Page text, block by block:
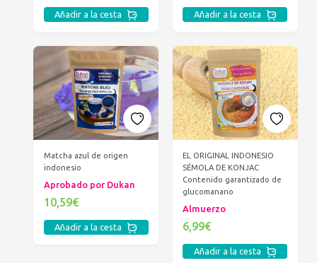
Añadir a la cesta Añadir a la cesta
Matcha azul de origen
indonesio
Aprobado por Dukan
10,59€
Añadir a la cesta
EL ORIGINAL INDONESIO
SÉMOLA DE KONJAC
Contenido garantizado de
glucomanano
Almuerzo
6,99€
Añadir a la cesta